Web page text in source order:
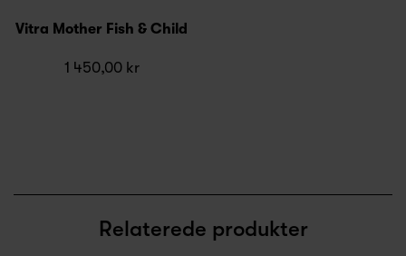
Vitra Mother Fish & Child
1 450,00 kr
Relaterede produkter